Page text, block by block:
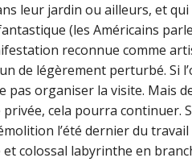
leur jardin ou ailleurs, et
(les Américains
reconnue comme
de légèrement perturbé. Si
organiser la visite. Mais
cela pourra continuer.
l’été dernier du
colossal labyrinthe en